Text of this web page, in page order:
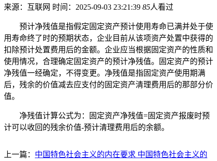
来源：互联网 时间：2025-09-03 23:21:39 85人看过
预计净残值是指假定固定资产预计使用寿命已满并处于使
用寿命终了时的预期状态，企业目前从该项资产处置中获得的
扣除预计处置费用后的金额。企业应当根据固定资产的性质和
使用情况，合理确定固定资产的预计净残值。固定资产的预计
净残值一经确定，不得变更。净残值是指固定资产使用期满
后，残余的价值减去应支付的固定资产清理费用后的那部分价
值。
净残值计算公式为：固定资产净残值=固定资产报废时预
计可以收回的残余价值-预计清理费用后的余额。
上一篇： 中国特色社会主义的内在要求 中国特色社会主义的